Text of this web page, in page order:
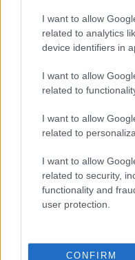
I want to allow
related to analytics
device identifiers in
I want to allow
related to
I want to allow
related to
I want to allow
related to security,
functionality and
user protection.
CONFIRM
rimestare nel
cronaca. E, davvero,
modo sentito e
sono vittime delle
quali quella
Suor Anna Monia
Nicolaporro.it è anche
essere sempre